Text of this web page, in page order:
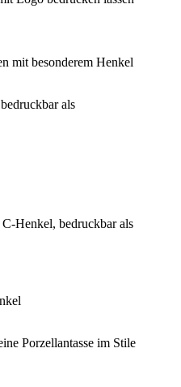
mit besonderem Henkel